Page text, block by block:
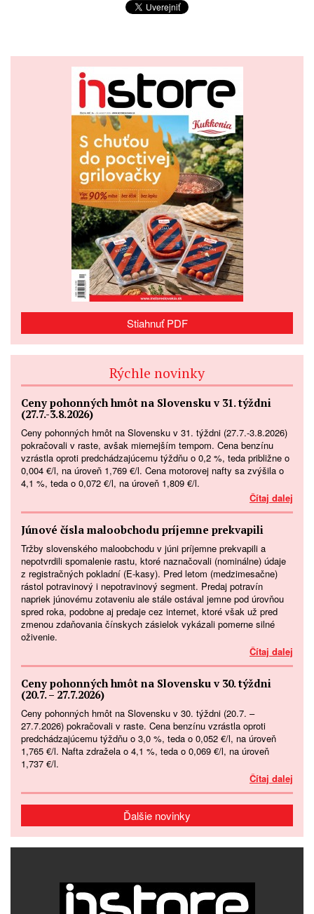
Stiahnuť PDF
Rýchle novinky
Ceny pohonných hmôt na Slovensku v 31. týždni
(27.7.-3.8.2026)
Ceny pohonných hmôt na Slovensku v 31. týždni (27.7.-3.8.2026)
pokračovali v raste, avšak miernejším tempom. Cena benzínu
vzrástla oproti predchádzajúcemu týždňu o 0,2 %, teda približne o
0,004 €/l, na úroveň 1,769 €/l. Cena motorovej nafty sa zvýšila o
4,1 %, teda o 0,072 €/l, na úroveň 1,809 €/l.
Čítaj dalej
Júnové čísla maloobchodu príjemne prekvapili
Tržby slovenského maloobchodu v júni príjemne prekvapili a
nepotvrdili spomalenie rastu, ktoré naznačovali (nominálne) údaje
z registračných pokladní (E-kasy). Pred letom (medzimesačne)
rástol potravinový i nepotravinový segment. Predaj potravín
napriek júnovému zotaveniu ale stále ostával jemne pod úrovňou
spred roka, podobne aj predaje cez internet, ktoré však už pred
zmenou zdaňovania čínskych zásielok vykázali pomerne silné
oživenie.
Čítaj dalej
Ceny pohonných hmôt na Slovensku v 30. týždni
(20.7. – 27.7.2026)
Ceny pohonných hmôt na Slovensku v 30. týždni (20.7. –
27.7.2026) pokračovali v raste. Cena benzínu vzrástla oproti
predchádzajúcemu týždňu o 3,0 %, teda o 0,052 €/l, na úroveň
1,765 €/l. Nafta zdražela o 4,1 %, teda o 0,069 €/l, na úroveň
1,737 €/l.
Čítaj dalej
Ďalšie novinky